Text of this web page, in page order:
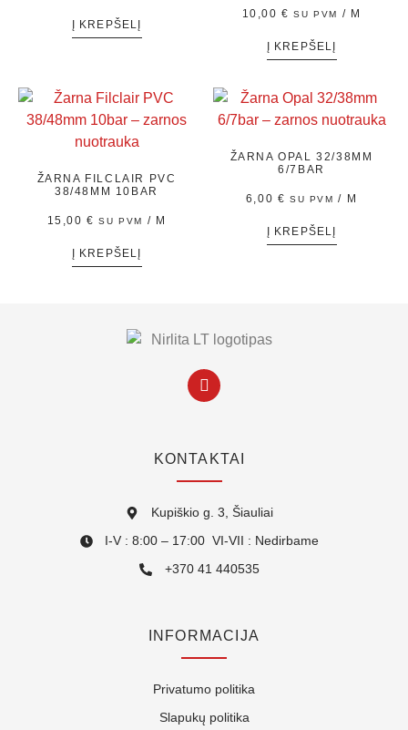
Į KREPŠELĮ
10,00€ SU PVM / M
Į KREPŠELĮ
ŽARNA FILCLAIR PVC
38/48MM 10BAR
15,00€ SU PVM / M
Į KREPŠELĮ
ŽARNA OPAL 32/38MM
6/7BAR
6,00 € SU PVM / M
Į KREPŠELĮ
KONTAKTAI
Kupiškio g. 3, Šiauliai
I-V : 8:00 – 17:00 VI-VII : Nedirbame
+370 41 440535
INFORMACIJA
Privatumo politika
Slapukų politika